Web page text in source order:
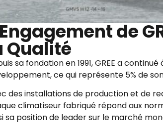
de
Qualité
sa fondation en 1991, GREE a
ce qui représente 5% de
des installations de production et de
climatiseur fabriqué répond aux
sa position de leader sur le marché